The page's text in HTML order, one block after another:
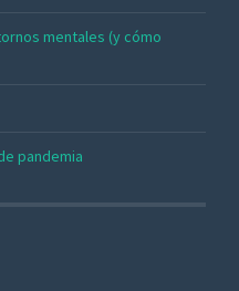
mentales (y cómo
pandemia